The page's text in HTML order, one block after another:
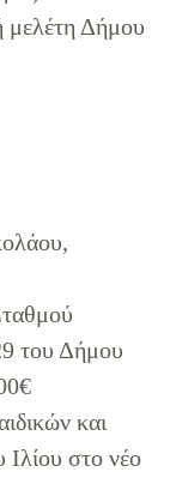
μελέτη Δήμου
του Δήμου
και
στο νέο